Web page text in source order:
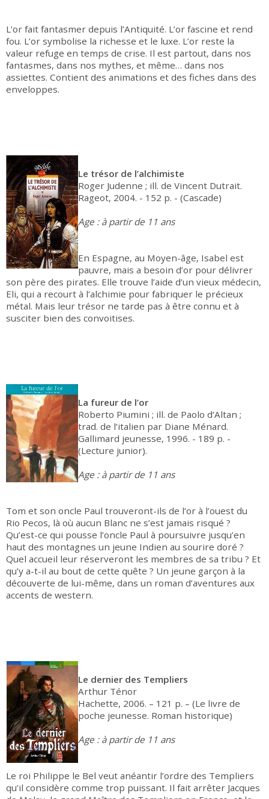
L’or fait fantasmer depuis l’Antiquité. L’or fascine et rend
fou. L’or symbolise la richesse et le luxe. L’or reste la
valeur refuge en temps de crise. Il est partout, dans nos
fantasmes, dans nos mythes, et même… dans nos
assiettes. Contient des animations et des fiches dans des
enveloppes.
Le trésor de l’alchimiste
Roger Judenne ; ill. de Vincent Dutrait.
Rageot, 2004. - 152 p. - (Cascade)
Age : à partir de 11 ans
En Espagne, au Moyen-âge, Isabel est
pauvre, mais a besoin d’or pour délivrer
son père des pirates. Elle trouve l’aide d’un vieux médecin,
Eli, qui a recourt à l’alchimie pour fabriquer le précieux
métal. Mais leur trésor ne tarde pas à être connu et à
susciter bien des convoitises.
La fureur de l’or
Roberto Piumini ; ill. de Paolo d’Altan ;
trad. de l’italien par Diane Ménard.
Gallimard jeunesse, 1996. - 189 p. -
(Lecture junior).
Age : à partir de 11 ans
Tom et son oncle Paul trouveront-ils de l’or à l’ouest du
Rio Pecos, là où aucun Blanc ne s’est jamais risqué ?
Qu’est-ce qui pousse l’oncle Paul à poursuivre jusqu’en
haut des montagnes un jeune Indien au sourire doré ?
Quel accueil leur réserveront les membres de sa tribu ? Et
qu’y a-t-il au bout de cette quête ? Un jeune garçon à la
découverte de lui-même, dans un roman d’aventures aux
accents de western.
Le dernier des Templiers
Arthur Ténor
Hachette, 2006. – 121 p. – (Le livre de
poche jeunesse. Roman historique)
Age : à partir de 11 ans
Le roi Philippe le Bel veut anéantir l’ordre des Templiers
qu’il considère comme trop puissant. Il fait arrêter Jacques